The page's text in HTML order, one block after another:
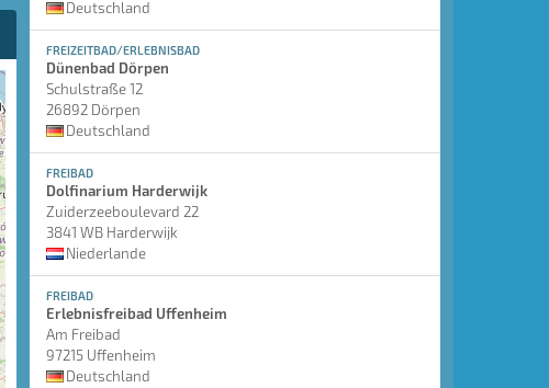
Deutschland
FREIZEITBAD/ERLEBNISBAD
Dünenbad Dörpen
Schulstraße 12
26892 Dörpen
Deutschland
FREIBAD
Dolfinarium Harderwijk
Zuiderzeeboulevard 22
3841 WB Harderwijk
Niederlande
FREIBAD
Erlebnisfreibad Uffenheim
Am Freibad
97215 Uffenheim
Deutschland